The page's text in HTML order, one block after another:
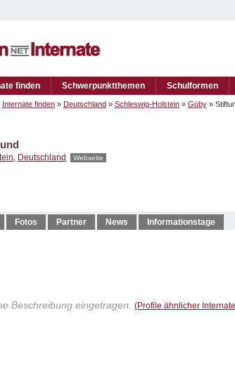
finden Schwerpunktthemen Schulformen
Internate finden » Deutschland » Schleswig-Holstein » Güby »
, Deutschland Webseite
Fotos Partner News Informationstage
Beschreibung eingetragen. (Profile ähnlicher